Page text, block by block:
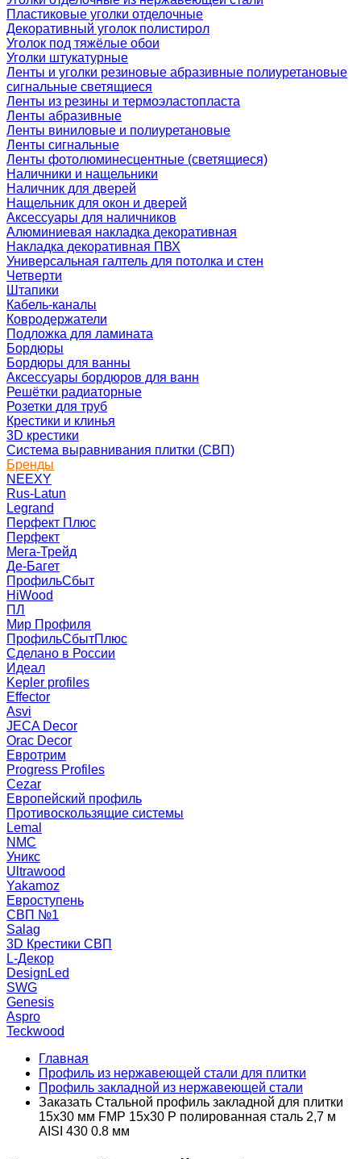
Пластиковые уголки отделочные
Декоративный уголок полистирол
Уголок под тяжёлые обои
Уголки штукатурные
Ленты и уголки резиновые абразивные полиуретановые
сигнальные светящиеся
Ленты из резины и термоэластопласта
Ленты абразивные
Ленты виниловые и полиуретановые
Ленты сигнальные
Ленты фотолюминесцентные (светящиеся)
Наличники и нащельники
Наличник для дверей
Нащельник для окон и дверей
Аксессуары для наличников
Алюминиевая накладка декоративная
Накладка декоративная ПВХ
Универсальная галтель для потолка и стен
Четверти
Штапики
Кабель-каналы
Ковродержатели
Подложка для ламината
Бордюры
Бордюры для ванны
Аксессуары бордюров для ванн
Решётки радиаторные
Розетки для труб
Крестики и клинья
3D крестики
Система выравнивания плитки (СВП)
Бренды
NEEXY
Rus-Latun
Legrand
Перфект Плюс
Перфект
Мега-Трейд
Де-Багет
ПрофильСбыт
HiWood
ПЛ
Мир Профиля
ПрофильСбытПлюс
Сделано в России
Идеал
Kepler profiles
Effector
Asvi
JECA Decor
Orac Decor
Евротрим
Progress Profiles
Cezar
Европейский профиль
Противоскользящие системы
Lemal
NMC
Уникс
Ultrawood
Yakamoz
Евроступень
СВП №1
Salag
3D Крестики СВП
L-Декор
DesignLed
SWG
Genesis
Aspro
Teckwood
Главная
Профиль из нержавеющей стали для плитки
Профиль закладной из нержавеющей стали
Заказать Стальной профиль закладной для плитки
15х30 мм FMP 15х30 P полированная сталь 2,7 м
AISI 430 0.8 мм